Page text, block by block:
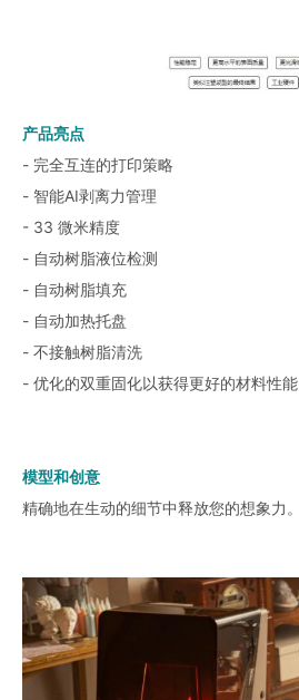
产品亮点
- 完全互连的打印策略
- 智能AI剥离力管理
- 33 微米精度
- 自动树脂液位检测
- 自动树脂填充
- 自动加热托盘
- 不接触树脂清洗
- 优化的双重固化以获得更好的材料性能
模型和创意
精确地在生动的细节中释放您的想象力。